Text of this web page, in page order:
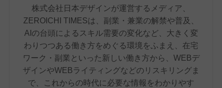
株式会社日本デザインが運営するメディア、
ZEROICHI TIMESは、副業・兼業の解禁や普及、
AIの台頭によるスキル需要の変化など、大きく変
わりつつある働き方をめぐる環境をふまえ、在宅
ワーク・副業といった新しい働き方から、WEBデ
ザインやWEBライティングなどのリスキリングま
で、これからの時代に必要な情報をわかりやす